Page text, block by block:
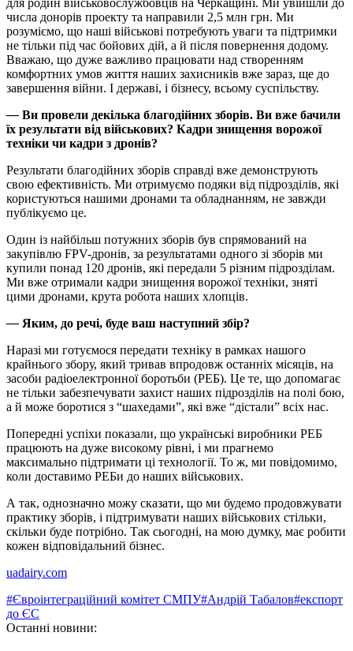
числа донорів проекту та направили 2,5 млн грн. Ми
розуміємо, що наші військові потребують уваги та підтримки
не тільки під час бойових дій, а й після повернення додому.
Вважаю, що дуже важливо працювати над створенням
комфортних умов життя наших захисників вже зараз, ще до
завершення війни. І державі, і бізнесу, всьому суспільству.
— Ви провели декілька благодійних зборів. Ви вже бачили
їх результати від військових? Кадри знищення ворожої
техніки чи кадри з дронів?
Результати благодійних зборів справді вже демонструють
свою ефективність. Ми отримуємо подяки від підрозділів, які
користуються нашими дронами та обладнанням, не завжди
публікуємо це.
Один із найбільш потужних зборів був спрямований на
закупівлю FPV-дронів, за результатами одного зі зборів ми
купили понад 120 дронів, які передали 5 різним підрозділам.
Ми вже отримали кадри знищення ворожої техніки, зняті
цими дронами, крута робота наших хлопців.
— Яким, до речі, буде ваш наступний збір?
Наразі ми готуємося передати техніку в рамках нашого
крайнього збору, який тривав впродовж останніх місяців, на
засоби радіоелектронної боротьби (РЕБ). Це те, що допомагає
не тільки забезпечувати захист наших підрозділів на полі бою,
а й може боротися з “шахедами”, які вже “дістали” всіх нас.
Попередні успіхи показали, що українські виробники РЕБ
працюють на дуже високому рівні, і ми прагнемо
максимально підтримати ці технології. То ж, ми повідомимо,
коли доставимо РЕБи до наших військових.
А так, однозначно можу сказати, що ми будемо продовжувати
практику зборів, і підтримувати наших військових стільки,
скільки буде потрібно. Так сьогодні, на мою думку, має робити
кожен відповідальний бізнес.
uadairy.com
#Євроінтеграційний комітет СМПУ#Андрій Табалов#експорт
до ЄС
Останні новини: